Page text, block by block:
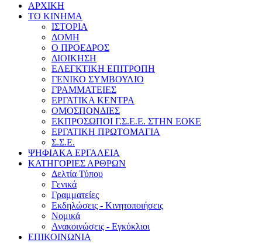
ΑΡΧΙΚΗ
ΤΟ ΚΙΝΗΜΑ
ΙΣΤΟΡΙΑ
ΔΟΜΗ
Ο ΠΡΟΕΔΡΟΣ
ΔΙΟΙΚΗΣΗ
ΕΛΕΓΚΤΙΚΗ ΕΠΙΤΡΟΠΗ
ΓΕΝΙΚΟ ΣΥΜΒΟΥΛΙΟ
ΓΡΑΜΜΑΤΕΙΕΣ
ΕΡΓΑΤΙΚΑ ΚΕΝΤΡΑ
ΟΜΟΣΠΟΝΔΙΕΣ
ΕΚΠΡΟΣΩΠΟΙ Γ.Σ.Ε.Ε. ΣΤΗΝ ΕΟΚΕ
ΕΡΓΑΤΙΚΗ ΠΡΩΤΟΜΑΓΙΑ
Σ.Σ.Ε.
ΨΗΦΙΑΚΑ ΕΡΓΑΛΕΙΑ
ΚΑΤΗΓΟΡΙΕΣ ΑΡΘΡΩΝ
Δελτία Τύπου
Γενικά
Γραμματείες
Εκδηλώσεις - Κινητοποιήσεις
Νομικά
Ανακοινώσεις - Εγκύκλιοι
ΕΠΙΚΟΙΝΩΝΙΑ